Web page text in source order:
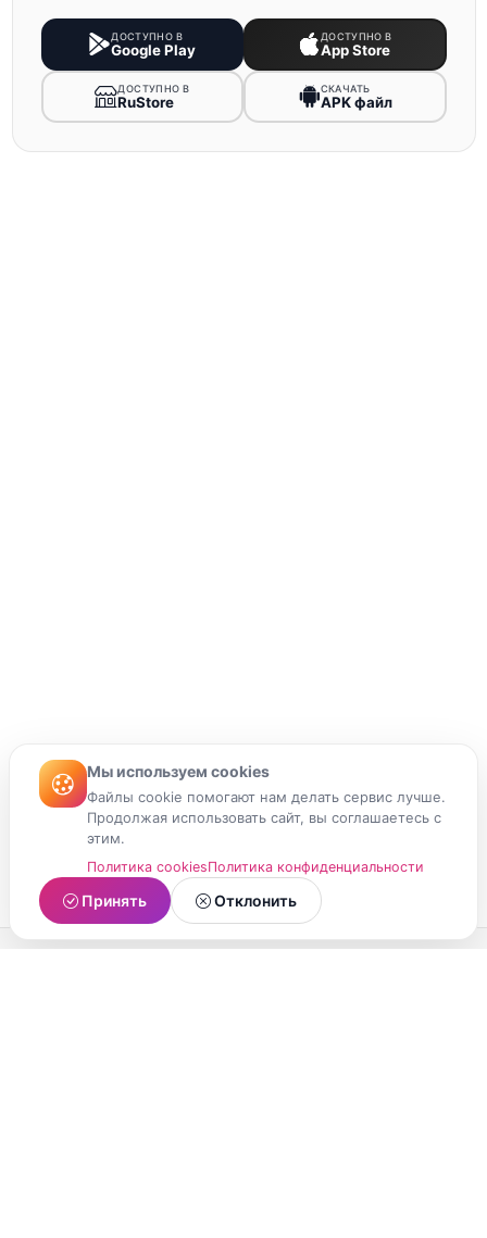
ДОСТУПНО В
Google Play
ДОСТУПНО В
App Store
ДОСТУПНО В
RuStore
СКАЧАТЬ
APK файл
Мы используем cookies
Файлы cookie помогают нам делать сервис лучше.
Продолжая использовать сайт, вы соглашаетесь с
этим.
Политика cookiesПолитика конфиденциальности
Принять Отклонить